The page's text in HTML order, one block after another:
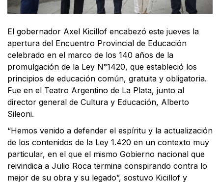
El gobernador Axel Kicillof encabezó este jueves la
apertura del Encuentro Provincial de Educación
celebrado en el marco de los 140 años de la
promulgación de la Ley N°1420, que estableció los
principios de educación común, gratuita y obligatoria.
Fue en el Teatro Argentino de La Plata, junto al
director general de Cultura y Educación, Alberto
Sileoni.
“Hemos venido a defender el espíritu y la actualización
de los contenidos de la Ley 1.420 en un contexto muy
particular, en el que el mismo Gobierno nacional que
reivindica a Julio Roca termina conspirando contra lo
mejor de su obra y su legado”, sostuvo Kicillof y